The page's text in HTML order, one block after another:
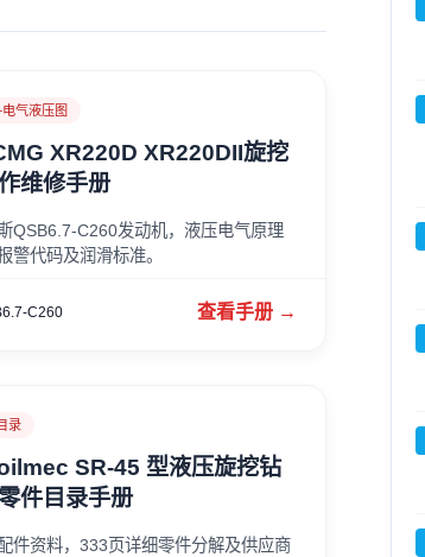
气液压图
XR220D XR220DII旋挖
维修手册
QSB6.7-C260发动机，液压电气原理
警代码及润滑标准。
C260 查看手册 →
录
SR‑45 型液压旋挖钻
件目录手册
件资料，333页详细零件分解及供应商